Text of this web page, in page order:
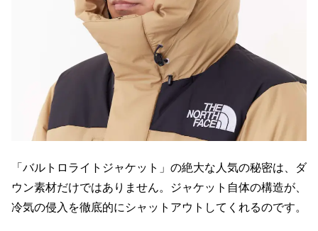
「バルトロライトジャケット」の絶大な人気の秘密は、ダ
ウン素材だけではありません。ジャケット自体の構造が、
冷気の侵入を徹底的にシャットアウトしてくれるのです。